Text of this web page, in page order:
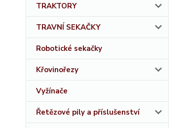
TRAKTORY
TRAVNÍ SEKAČKY
Robotické sekačky
Křovinořezy
Vyžínače
Řetězové pily a příslušenství